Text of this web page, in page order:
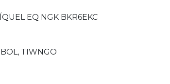
EQ NGK BKR6EKC
TIWNGO